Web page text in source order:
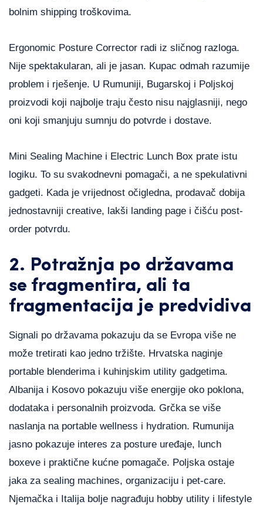
bolnim shipping troškovima.
Ergonomic Posture Corrector radi iz sličnog razloga.
Nije spektakularan, ali je jasan. Kupac odmah razumije
problem i rješenje. U Rumuniji, Bugarskoj i Poljskoj
proizvodi koji najbolje traju često nisu najglasniji, nego
oni koji smanjuju sumnju do potvrde i dostave.
Mini Sealing Machine i Electric Lunch Box prate istu
logiku. To su svakodnevni pomagači, a ne spekulativni
gadgeti. Kada je vrijednost očigledna, prodavač dobija
jednostavniji creative, lakši landing page i čišću post-
order potvrdu.
2. Potražnja po državama
se fragmentira, ali ta
fragmentacija je predvidiva
Signali po državama pokazuju da se Evropa više ne
može tretirati kao jedno tržište. Hrvatska naginje
portable blenderima i kuhinjskim utility gadgetima.
Albanija i Kosovo pokazuju više energije oko poklona,
dodataka i personalnih proizvoda. Grčka se više
naslanja na portable wellness i hydration. Rumunija
jasno pokazuje interes za posture uređaje, lunch
boxeve i praktične kućne pomagače. Poljska ostaje
jaka za sealing machines, organizaciju i pet-care.
Njemačka i Italija bolje nagrađuju hobby utility i lifestyle